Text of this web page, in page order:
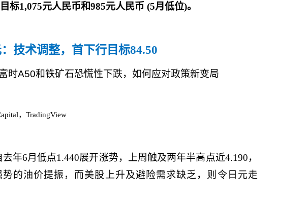
标1,075元人民币和985元人民币 (5月低位)。
技术调整，首下行目标84.50
，TradingView
去年6月低点1.440展开涨势， 上周触及两年半高点近4.190，
势的油价提振，而美股上升及避险需求缺乏，则令日元走